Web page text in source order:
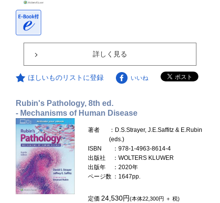
詳しく見る
ほしいものリストに登録 いいね
Rubin's Pathology, 8th ed.
- Mechanisms of Human Disease
著者
：D.S.Strayer, J.E.Saffitz & E.Rubin
(eds.)
ISBN
：978-1-4963-8614-4
出版社
：WOLTERS KLUWER
出版年
：2020年
ページ数 ：1647pp.
定価24,530円(本体22,300円 ＋ 税)